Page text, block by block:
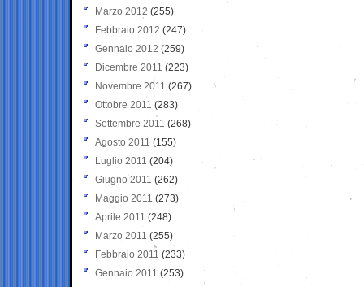
Marzo 2012 (255)
Febbraio 2012 (247)
Gennaio 2012 (259)
Dicembre 2011 (223)
Novembre 2011 (267)
Ottobre 2011 (283)
Settembre 2011 (268)
Agosto 2011 (155)
Luglio 2011 (204)
Giugno 2011 (262)
Maggio 2011 (273)
Aprile 2011 (248)
Marzo 2011 (255)
Febbraio 2011 (233)
Gennaio 2011 (253)